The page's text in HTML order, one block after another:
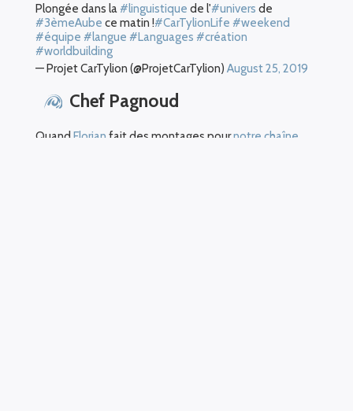
Plongée dans la #linguistique de l'#univers de
#3èmeAube ce matin !#CarTylionLife #weekend
#équipe #langue #Languages #création
#worldbuilding
— Projet CarTylion (@ProjetCarTylion) August 25, 2019
Chef Pagnoud
Quand Florian fait des montages pournotre chaîne